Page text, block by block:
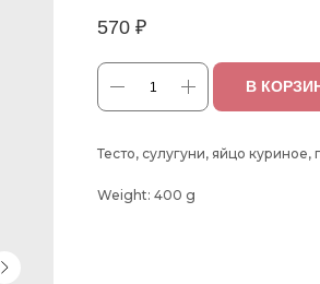
570 ₽
В
Тесто, сулугуни, яйцо куриное,
Weight: 400 g